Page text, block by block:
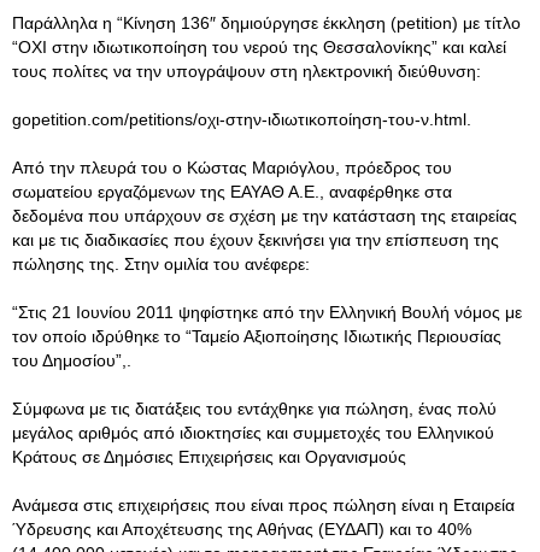
Παράλληλα η “Κίνηση 136″ δημιούργησε έκκληση (petition) με τίτλο
“ΟΧΙ στην ιδιωτικοποίηση του νερού της Θεσσαλονίκης” και καλεί
τους πολίτες να την υπογράψουν στη ηλεκτρονική διεύθυνση:
gopetition.com/petitions/οχι-στην-ιδιωτικοποίηση-του-ν.html.
Από την πλευρά του ο Κώστας Μαριόγλου, πρόεδρος του
σωματείου εργαζόμενων της ΕΑΥΑΘ Α.Ε., αναφέρθηκε στα
δεδομένα που υπάρχουν σε σχέση με την κατάσταση της εταιρείας
και με τις διαδικασίες που έχουν ξεκινήσει για την επίσπευση της
πώλησης της. Στην ομιλία του ανέφερε:
“Στις 21 Ιουνίου 2011 ψηφίστηκε από την Ελληνική Βουλή νόμος με
τον οποίο ιδρύθηκε το “Ταμείο Αξιοποίησης Ιδιωτικής Περιουσίας
του Δημοσίου”,.
Σύμφωνα με τις διατάξεις του εντάχθηκε για πώληση, ένας πολύ
μεγάλος αριθμός από ιδιοκτησίες και συμμετοχές του Ελληνικού
Κράτους σε Δημόσιες Επιχειρήσεις και Οργανισμούς
Ανάμεσα στις επιχειρήσεις που είναι προς πώληση είναι η Εταιρεία
Ύδρευσης και Αποχέτευσης της Αθήνας (ΕΥΔΑΠ) και το 40%